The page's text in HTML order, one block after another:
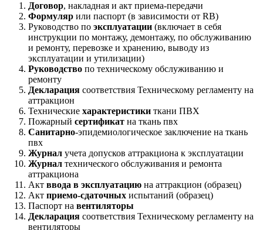
Договор, накладная и акт приема-передачи
Формуляр или паспорт (в зависимости от RB)
Руководство по эксплуатации (включает в себя
инструкции по монтажу, демонтажу, по обслуживанию
и ремонту, перевозке и хранению, выводу из
эксплуатации и утилизации)
Руководство по техническому обслуживанию и
ремонту
Декларация соответствия Техническому регламенту на
аттракцион
Технические характеристики ткани ПВХ
Пожарный сертификат на ткань пвх
Санитарно-эпидемиологическое заключение на ткань
пвх
Журнал учета допусков аттракциона к эксплуатации
Журнал технического обслуживания и ремонта
аттракциона
Акт ввода в эксплуатацию на аттракцион (образец)
Акт приемо-сдаточных испытаний (образец)
Паспорт на вентиляторы
Декларация соответствия Техническому регламенту на
вентиляторы